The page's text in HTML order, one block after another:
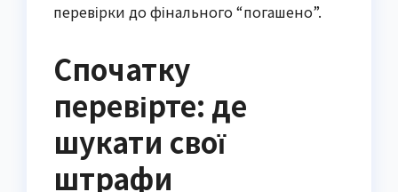
перевірки до фінального “погашено”.
Спочатку
перевірте: де
шукати свої
штрафи